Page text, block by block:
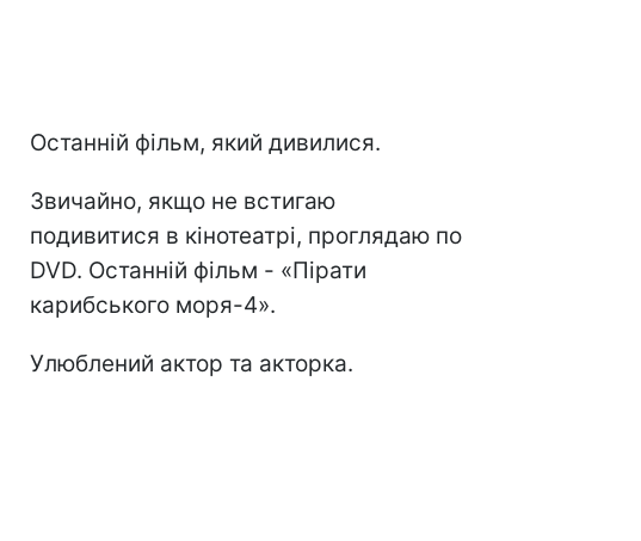
Останній фільм, який дивилися.
Звичайно, якщо не встигаю
подивитися в кінотеатрі, проглядаю по
DVD. Останній фільм - «Пірати
карибського моря-4».
Улюблений актор та акторка.